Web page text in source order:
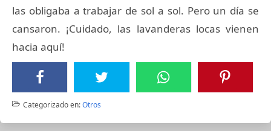
las obligaba a trabajar de sol a sol. Pero un día se
cansaron. ¡Cuidado, las lavanderas locas vienen
hacia aquí!
Categorizado en:Otros